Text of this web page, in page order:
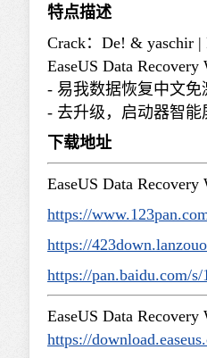
特点描述
Crack：De! & yaschir |
EaseUS Data
- 易我数据恢复中文
- 去升级，启动器智
下载地址
EaseUS Data
https://
https://
https://pan.baidu.com/
EaseUS Data
https://